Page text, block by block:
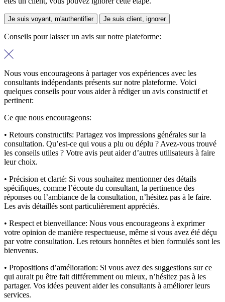
Je suis voyant, m'authentifier Je suis client, ignorer
Conseils pour laisser un avis sur notre plateforme:
Nous vous encourageons à partager vos expériences avec les
consultants indépendants présents sur notre plateforme. Voici
quelques conseils pour vous aider à rédiger un avis constructif et
pertinent:
Ce que nous encourageons:
• Retours constructifs: Partagez vos impressions générales sur la
consultation. Qu’est-ce qui vous a plu ou déplu ? Avez-vous trouvé
les conseils utiles ? Votre avis peut aider d’autres utilisateurs à faire
leur choix.
• Précision et clarté: Si vous souhaitez mentionner des détails
spécifiques, comme l’écoute du consultant, la pertinence des
réponses ou l’ambiance de la consultation, n’hésitez pas à le faire.
Les avis détaillés sont particulièrement appréciés.
• Respect et bienveillance: Nous vous encourageons à exprimer
votre opinion de manière respectueuse, même si vous avez été déçu
par votre consultation. Les retours honnêtes et bien formulés sont les
bienvenus.
• Propositions d’amélioration: Si vous avez des suggestions sur ce
qui aurait pu être fait différemment ou mieux, n’hésitez pas à les
partager. Vos idées peuvent aider les consultants à améliorer leurs
services.